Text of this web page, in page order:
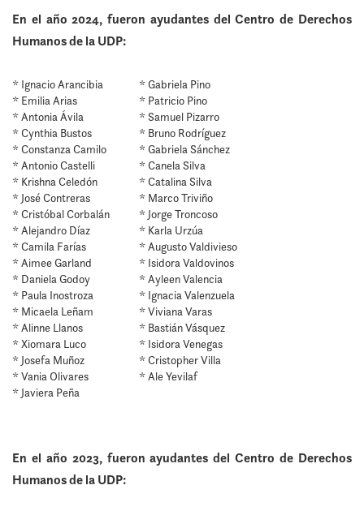
En el año 2024, fueron ayudantes del Centro de Derechos
Humanos de la UDP:
* Ignacio Arancibia
* Gabriela Pino
* Emilia Arias
* Patricio Pino
* Antonia Ávila
* Samuel Pizarro
* Cynthia Bustos
* Bruno Rodríguez
* Constanza Camilo
* Gabriela Sánchez
* Antonio Castelli
* Canela Silva
* Krishna Celedón
* Catalina Silva
* José Contreras
* Marco Triviño
* Cristóbal Corbalán
* Jorge Troncoso
* Alejandro Díaz
* Karla Urzúa
* Camila Farías
* Augusto Valdivieso
* Aimee Garland
* Isidora Valdovinos
* Daniela Godoy
* Ayleen Valencia
* Paula Inostroza
* Ignacia Valenzuela
* Micaela Leñam
* Viviana Varas
* Alinne Llanos
* Bastián Vásquez
* Xiomara Luco
* Isidora Venegas
* Josefa Muñoz
* Cristopher Villa
* Vania Olivares
* Ale Yevilaf
* Javiera Peña
En el año 2023, fueron ayudantes del Centro de Derechos
Humanos de la UDP: